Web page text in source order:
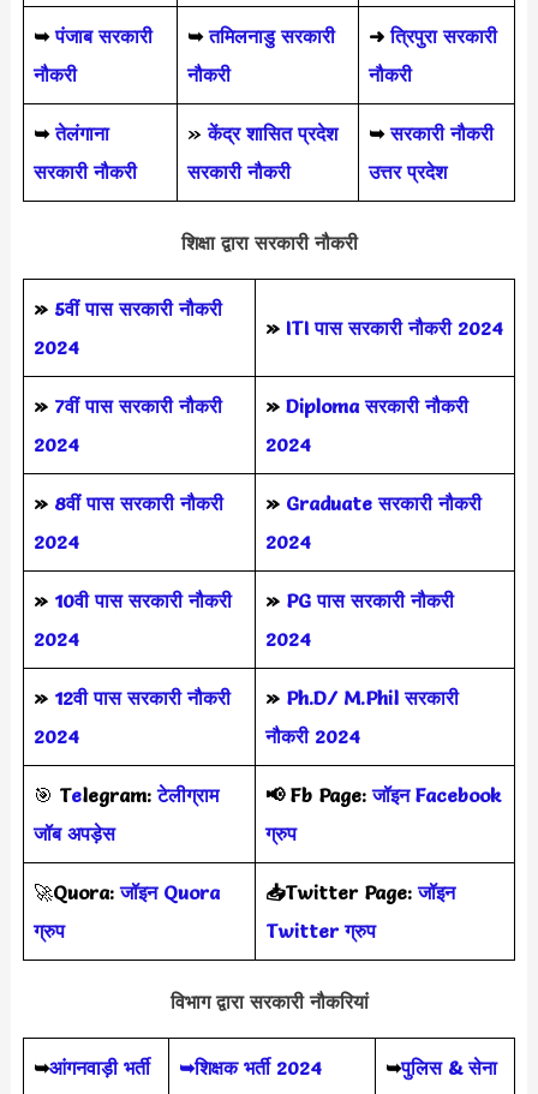
➥ पंजाब सरकारी
नौकरी
➥ तमिलनाडु सरकारी
नौकरी
➜ त्रिपुरा सरकारी
नौकरी
➥तेलंगाना
सरकारी नौकरी
»केंद्र शासित प्रदेश
सरकारी नौकरी
➥ सरकारी नौकरी
उत्तर प्रदेश
शिक्षा द्वारा सरकारी नौकरी
» 5वीं पास सरकारी नौकरी
2024
» ITI पास सरकारी नौकरी 2024
» 7वीं पास सरकारी नौकरी
2024
» Diploma सरकारी नौकरी
2024
» 8वीं पास सरकारी नौकरी
2024
» Graduate सरकारी नौकरी
2024
» 10वी पास सरकारी नौकरी
2024
» PG पास सरकारी नौकरी
2024
» 12वी पास सरकारी नौकरी
2024
» Ph.D/ M.Phil सरकारी
नौकरी 2024
🎯 Telegram: टेलीग्राम
जॉब अपड़ेस
📢 Fb Page:जॉइन Facebook
ग्रुप
🚀Quora:जॉइन Quora
ग्रुप
📥Twitter Page:जॉइन
Twitter ग्रुप
विभाग द्वारा सरकारी नौकरियां
➥आंगनवाड़ी भर्ती
➥शिक्षक भर्ती 2024
➥पुलिस & सेना